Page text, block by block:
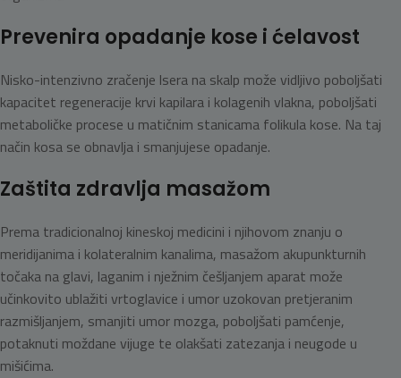
Prevenira opadanje kose i ćelavost
Nisko-intenzivno zračenje lsera na skalp može vidljivo poboljšati
kapacitet regeneracije krvi kapilara i kolagenih vlakna, poboljšati
metaboličke procese u matičnim stanicama folikula kose. Na taj
način kosa se obnavlja i smanjujese opadanje.
Zaštita zdravlja masažom
Prema tradicionalnoj kineskoj medicini i njihovom znanju o
meridijanima i kolateralnim kanalima, masažom akupunkturnih
točaka na glavi, laganim i nježnim češljanjem aparat može
učinkovito ublažiti vrtoglavice i umor uzokovan pretjeranim
razmišljanjem, smanjiti umor mozga, poboljšati pamćenje,
potaknuti moždane vijuge te olakšati zatezanja i neugode u
mišićima.